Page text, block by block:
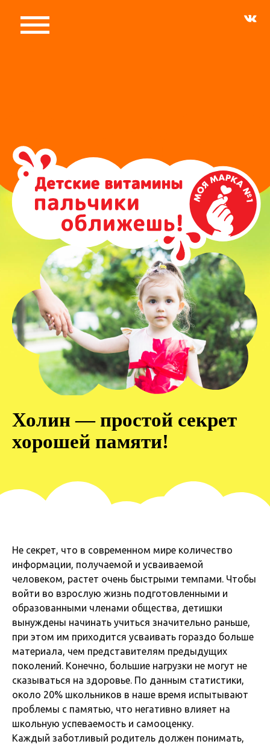
Холин — простой секрет
хорошей памяти!
Не секрет, что в современном мире количество
информации, получаемой и усваиваемой
человеком, растет очень быстрыми темпами. Чтобы
войти во взрослую жизнь подготовленными и
образованными членами общества, детишки
вынуждены начинать учиться значительно раньше,
при этом им приходится усваивать гораздо больше
материала, чем представителям предыдущих
поколений. Конечно, большие нагрузки не могут не
сказываться на здоровье. По данным статистики,
около 20% школьников в наше время испытывают
проблемы с памятью, что негативно влияет на
школьную успеваемость и самооценку.
Каждый заботливый родитель должен понимать,